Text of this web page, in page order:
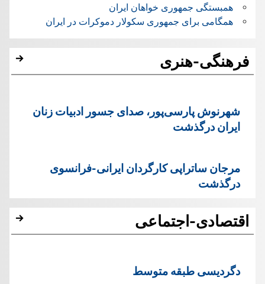
همبستگی جمهوری خواهان ایران
همگامی برای جمهوری سکولار دموکرات در ایران
فرهنگی-هنری
شهرنوش پارسی‌پور، صدای جسور ادبیات زنان
ایران درگذشت
مرجان ساتراپی کارگردان ایرانی-فرانسوی
درگذشت
اقتصادی-اجتماعی
دگردیسی طبقه متوسط